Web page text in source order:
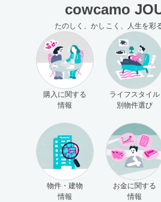
cowcamo
たのしく、かしこく、人生を彩
購入に関する
情報
ライフスタイル
別物件選び
物件・建物
情報
お金に関する
情報